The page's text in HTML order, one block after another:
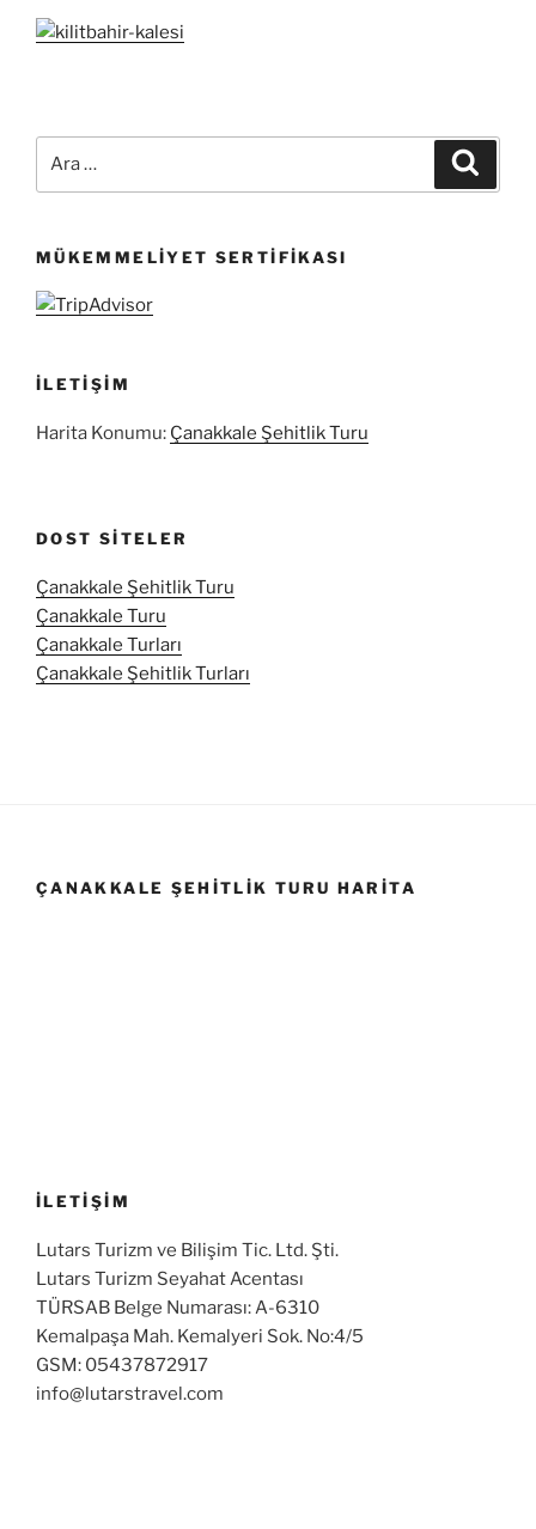
MÜKEMMELIYET SERTIFIKASI
İLETIŞIM
Harita Konumu: Çanakkale Şehitlik Turu
DOST SITELER
Çanakkale Şehitlik Turu
Çanakkale Turu
Çanakkale Turları
Çanakkale Şehitlik Turları
ÇANAKKALE ŞEHITLIK TURU HARITA
İLETİŞİM
Lutars Turizm ve Bilişim Tic. Ltd. Şti.
Lutars Turizm Seyahat Acentası
TÜRSAB Belge Numarası: A-6310
Kemalpaşa Mah. Kemalyeri Sok. No:4/5
GSM: 05437872917
info@lutarstravel.com